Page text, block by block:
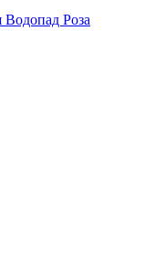
Водопад Роза